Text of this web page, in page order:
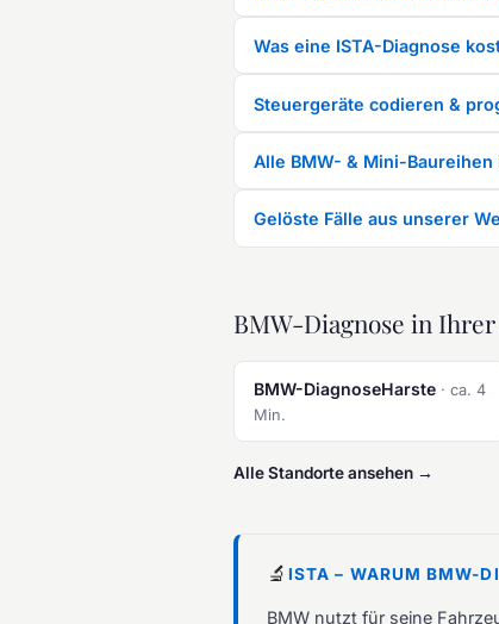
Was eine ISTA-Diagnose
Steuergeräte codieren &
Alle BMW- & Mini-
Gelöste Fälle aus unserer
BMW-Diagnose in Ihrer
BMW-DiagnoseHarste · ca. 4
Min.
Alle Standorte ansehen →
🔬 ISTA – WARUM BMW-
BMW nutzt für seine